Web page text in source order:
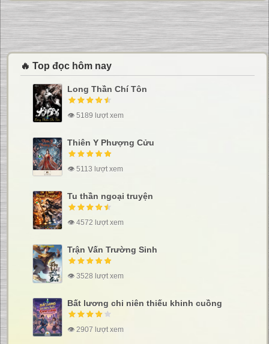
🔥 Top đọc hôm nay
Long Thần Chí Tôn
👁 5189 lượt xem
Thiên Y Phượng Cửu
👁 5113 lượt xem
Tu thần ngoại truyện
👁 4572 lượt xem
Trận Vấn Trường Sinh
👁 3528 lượt xem
Bất lương chi niên thiếu khinh cuồng
👁 2907 lượt xem